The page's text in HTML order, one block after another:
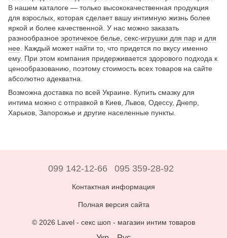
В нашем каталоге — только высококачественная продукция
для взрослых, которая сделает вашу интимную жизнь более
яркой и более качественной. У нас можно заказать
разнообразное эротичекое белье секс-игрушки для пар и для
нее . Каждый может найти то, что придется по вкусу именно
ему. При этом компания придерживается здорового подхода к
ценообразованию, поэтому стоимость всех товаров на сайте
абсолютно адекватна.
Возможна доставка по всей Украине. Купить смазку для
интима можно с отправкой в Киев, Львов, Одессу, Днепр,
Харьков, Запорожье и другие населенные пункты.
099 142-12-66 095 359-28-92
Контактная информация
Полная версия сайта
© 2026 Lavel - секс шоп - магазин интим товаров